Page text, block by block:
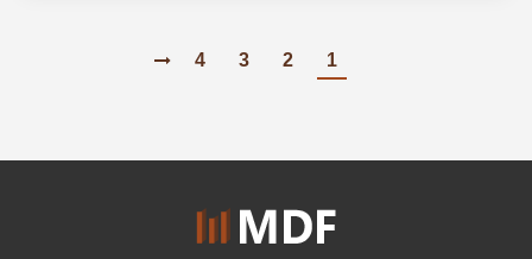
1
2
3
4